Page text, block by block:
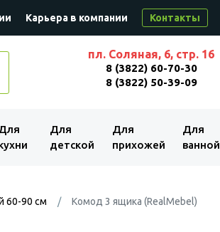
Карьера в компании Контакты
пл. Соляная, 6, стр. 16
8 (3822) 60-70-30
8 (3822) 50-39-09
Для
детской
Для
прихожей
Для
ванной
60-90 см Комод 3 ящика (RealMebel)